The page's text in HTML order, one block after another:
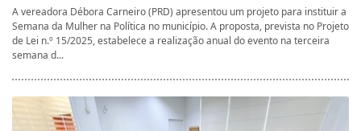
A vereadora Débora Carneiro (PRD) apresentou um projeto para instituir a
Semana da Mulher na Política no município. A proposta, prevista no Projeto
de Lei n.º 15/2025, estabelece a realização anual do evento na terceira
semana d...